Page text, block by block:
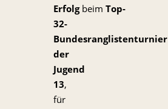
Erfolgbeim Top-
32-
Bundesranglistenturnier
der
Jugend
13,
für